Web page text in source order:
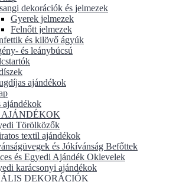
dekorációk és jelmezek
Gyerek jelmezek
Felnőtt jelmezek
és kilövő ágyúk
és leánybúcsú
ajándékok
ajándékok
Törölközők
textil ajándékok
és Jókívánság Befőttek
és Egyedi Ajándék Oklevelek
karácsonyi ajándékok
DEKORÁCIÓK